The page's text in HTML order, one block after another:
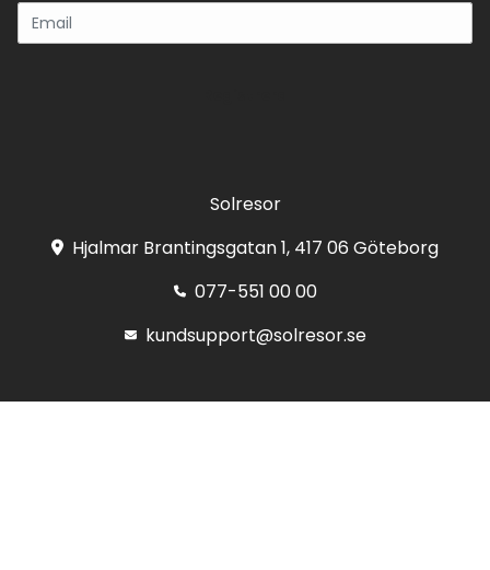
Solresor
Hjalmar Brantingsgatan 1, 417 06 Göteborg
077-551 00 00
kundsupport@solresor.se